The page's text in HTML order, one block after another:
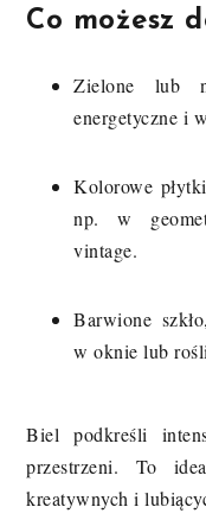
Co możesz
Zielone lub
energetyczne i
Kolorowe
np. w
vintage.
Barwione
w oknie lub
Biel podkreśli
przestrzeni. To
kreatywnych i